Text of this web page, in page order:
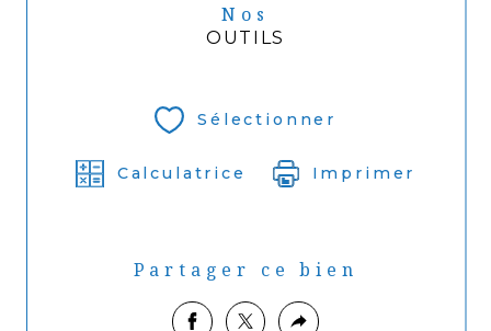
Nos
OUTILS
Sélectionner
Calculatrice Imprimer
Partager ce bien